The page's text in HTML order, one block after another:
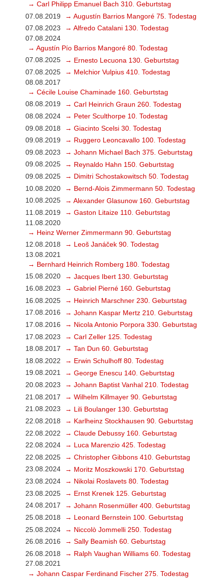
→ Carl Philipp Emanuel Bach 310. Geburtstag
07.08.2019
→ Augustín Barrios Mangoré 75. Todestag
07.08.2023
→ Alfredo Catalani 130. Todestag
07.08.2024
→ Agustín Pío Barrios Mangoré 80. Todestag
07.08.2025
→ Ernesto Lecuona 130. Geburtstag
07.08.2025
→ Melchior Vulpius 410. Todestag
08.08.2017
→ Cécile Louise Chaminade 160. Geburtstag
08.08.2019
→ Carl Heinrich Graun 260. Todestag
08.08.2024
→ Peter Sculthorpe 10. Todestag
09.08.2018
→ Giacinto Scelsi 30. Todestag
09.08.2019
→ Ruggero Leoncavallo 100. Todestag
09.08.2023
→ Johann Michael Bach 375. Geburtstag
09.08.2025
→ Reynaldo Hahn 150. Geburtstag
09.08.2025
→ Dimitri Schostakowitsch 50. Todestag
10.08.2020
→ Bernd-Alois Zimmermann 50. Todestag
10.08.2025
→ Alexander Glasunow 160. Geburtstag
11.08.2019
→ Gaston Litaize 110. Geburtstag
11.08.2020
→ Heinz Werner Zimmermann 90. Geburtstag
12.08.2018
→ Leoš Janáček 90. Todestag
13.08.2021
→ Bernhard Heinrich Romberg 180. Todestag
15.08.2020
→ Jacques Ibert 130. Geburtstag
16.08.2023
→ Gabriel Pierné 160. Geburtstag
16.08.2025
→ Heinrich Marschner 230. Geburtstag
17.08.2016
→ Johann Kaspar Mertz 210. Geburtstag
17.08.2016
→ Nicola Antonio Porpora 330. Geburtstag
17.08.2023
→ Carl Zeller 125. Todestag
18.08.2017
→ Tan Dun 60. Geburtstag
18.08.2022
→ Erwin Schulhoff 80. Todestag
19.08.2021
→ George Enescu 140. Geburtstag
20.08.2023
→ Johann Baptist Vanhal 210. Todestag
21.08.2017
→ Wilhelm Killmayer 90. Geburtstag
21.08.2023
→ Lili Boulanger 130. Geburtstag
22.08.2018
→ Karlheinz Stockhausen 90. Geburtstag
22.08.2022
→ Claude Debussy 160. Geburtstag
22.08.2024
→ Luca Marenzio 425. Todestag
22.08.2025
→ Christopher Gibbons 410. Geburtstag
23.08.2024
→ Moritz Moszkowski 170. Geburtstag
23.08.2024
→ Nikolai Roslavets 80. Todestag
23.08.2025
→ Ernst Krenek 125. Geburtstag
24.08.2017
→ Johann Rosenmüller 400. Geburtstag
25.08.2018
→ Leonard Bernstein 100. Geburtstag
25.08.2024
→ Niccolò Jommelli 250. Todestag
26.08.2016
→ Sally Beamish 60. Geburtstag
26.08.2018
→ Ralph Vaughan Williams 60. Todestag
27.08.2021
→ Johann Caspar Ferdinand Fischer 275. Todestag